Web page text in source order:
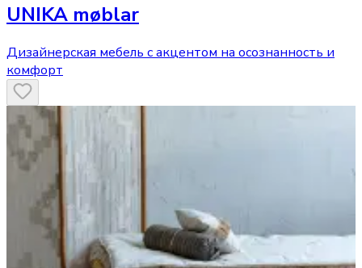
UNIKA møblar
Дизайнерская мебель с акцентом на осознанность и
комфорт